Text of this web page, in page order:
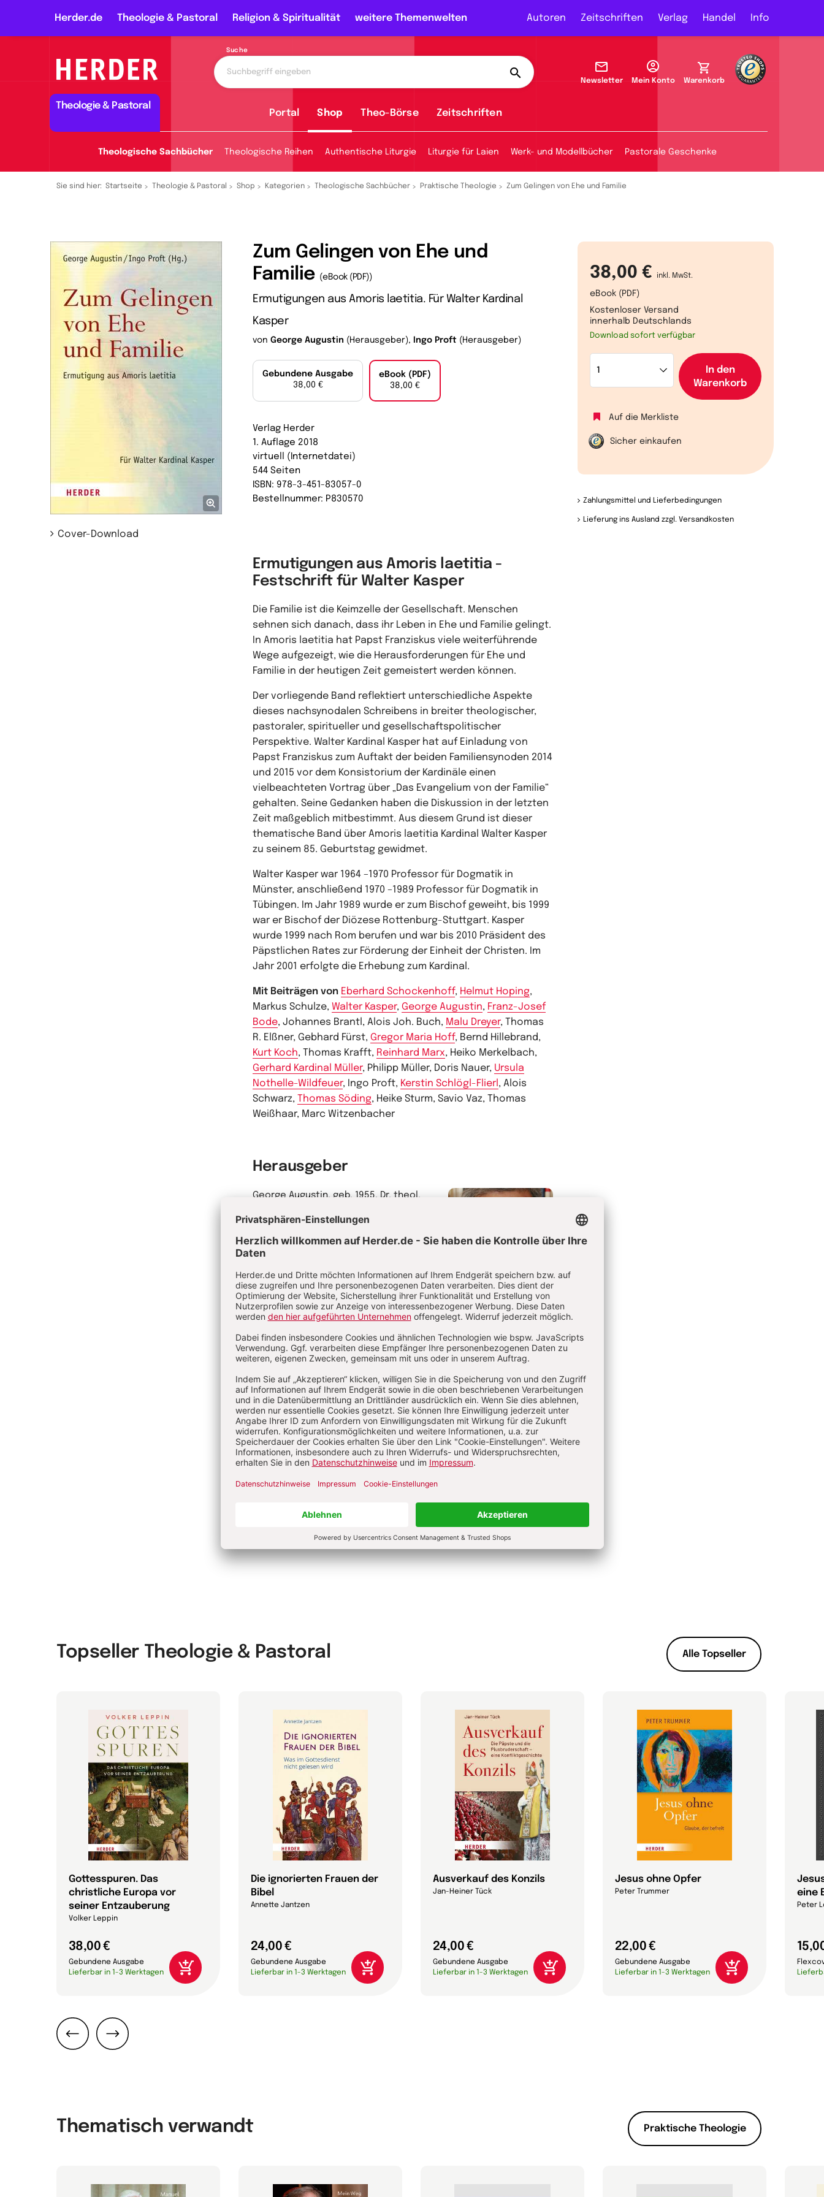
Herder.de Theologie & Pastoral Religion & Spiritualität weitere Themenwelten Autoren Zeitschriften Verlag Handel Info
Suche
Theologie & Pastoral
Newsletter Mein Konto Warenkorb
Portal Shop Theo-Börse Zeitschriften
Theologische Sachbücher Theologische Reihen Authentische Liturgie Liturgie für Laien Werk- und Modellbücher Pastorale Geschenke
Sie sind hier: Startseite Theologie & Pastoral Shop Kategorien Theologische Sachbücher Praktische Theologie Zum Gelingen von Ehe und Familie
Cover-Download
38,00 € inkl. MwSt.
eBook (PDF)
Kostenloser Versand
innerhalb Deutschlands
Download sofort verfügbar
In den
Warenkorb
Auf die Merkliste
Sicher einkaufen
Zahlungsmittel und Lieferbedingungen
Lieferung ins Ausland zzgl. Versandkosten
Zum Gelingen von Ehe und
Familie (eBook (PDF))
Ermutigungen aus Amoris laetitia. Für Walter Kardinal
Kasper
von George Augustin (Herausgeber), Ingo Proft (Herausgeber)
Gebundene Ausgabe
38,00 €
eBook (PDF)
38,00 €
Verlag Herder
1. Auflage 2018
virtuell (Internetdatei)
544 Seiten
ISBN: 978-3-451-83057-0
Bestellnummer: P830570
Ermutigungen aus Amoris laetitia -
Festschrift für Walter Kasper
Die Familie ist die Keimzelle der Gesellschaft. Menschen
sehnen sich danach, dass ihr Leben in Ehe und Familie gelingt.
In Amoris laetitia hat Papst Franziskus viele weiterführende
Wege aufgezeigt, wie die Herausforderungen für Ehe und
Familie in der heutigen Zeit gemeistert werden können.
Der vorliegende Band reflektiert unterschiedliche Aspekte
dieses nachsynodalen Schreibens in breiter theologischer,
pastoraler, spiritueller und gesellschaftspolitischer
Perspektive. Walter Kardinal Kasper hat auf Einladung von
Papst Franziskus zum Auftakt der beiden Familiensynoden 2014
und 2015 vor dem Konsistorium der Kardinäle einen
vielbeachteten Vortrag über „Das Evangelium von der Familie“
gehalten. Seine Gedanken haben die Diskussion in der letzten
Zeit maßgeblich mitbestimmt. Aus diesem Grund ist dieser
thematische Band über Amoris laetitia Kardinal Walter Kasper
zu seinem 85. Geburtstag gewidmet.
Walter Kasper war 1964 –1970 Professor für Dogmatik in
Münster, anschließend 1970 –1989 Professor für Dogmatik in
Tübingen. Im Jahr 1989 wurde er zum Bischof geweiht, bis 1999
war er Bischof der Diözese Rottenburg-Stuttgart. Kasper
wurde 1999 nach Rom berufen und war bis 2010 Präsident des
Päpstlichen Rates zur Förderung der Einheit der Christen. Im
Jahr 2001 erfolgte die Erhebung zum Kardinal.
Mit Beiträgen von Eberhard Schockenhoff, Helmut Hoping,
Markus Schulze, Walter Kasper, George Augustin, Franz-Josef
Bode, Johannes Brantl, Alois Joh. Buch, Malu Dreyer, Thomas
R. Elßner, Gebhard Fürst, Gregor Maria Hoff, Bernd Hillebrand,
Kurt Koch, Thomas Krafft, Reinhard Marx, Heiko Merkelbach,
Gerhard Kardinal Müller, Philipp Müller, Doris Nauer, Ursula
Nothelle-Wildfeuer, Ingo Proft, Kerstin Schlögl-Flierl , Alois
Schwarz, Thomas Söding, Heike Sturm, Savio Vaz, Thomas
Weißhaar, Marc Witzenbacher
Herausgeber
George Augustin
George Augustin, geb. 1955, Dr. theol.
Priesterseelsorger in der Diözese
Rottenburg-Stuttgart. Professor für
Dogmatik und Fundamentaltheologie an
Am 01.04.2017 wurde er von Papst
Franziskus zum Konsultor der
Vatikanischen Kongregation für den
Mehr von George Augustin
Herausgeber
Ingo Proft
Ingo Proft, Dr. theol., geb. 1981, Professor
für Theologische Ethik, Gesellschaft und
Sozialwesen, Leiter des Ethik-Institut
Vallendar, wissenschaftlicher Mitarbeiter
am Kardinal Walter Kasper Institut
Topseller Theologie & Pastoral Alle Topseller
Gottesspuren. Das
christliche Europa vor
seiner Entzauberung
Volker Leppin
38,00 €
Gebundene Ausgabe
Lieferbar in 1-3 Werktagen
Die ignorierten Frauen der
Bibel
Annette Jantzen
24,00 €
Gebundene Ausgabe
Lieferbar in 1-3 Werktagen
Ausverkauf des Konzils
Jan-Heiner Tück
24,00 €
Gebundene Ausgabe
Lieferbar in 1-3 Werktagen
Jesus ohne Opfer
Peter Trummer
22,00 €
Gebundene Ausgabe
Lieferbar in 1-3 Werktagen
eine
Peter
Thematisch verwandt Praktische Theologie